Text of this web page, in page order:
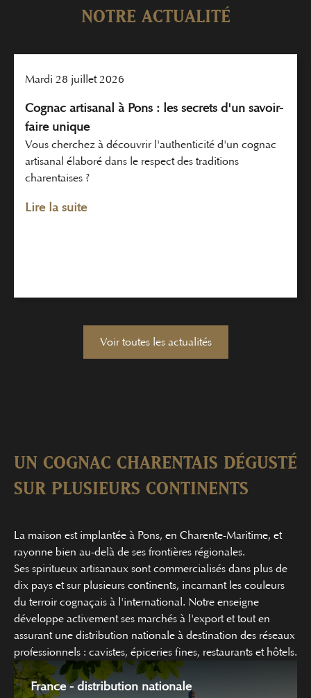
NOTRE ACTUALITÉ
Cognac artisanal à Pons : les secrets d'un savoir-
faire unique
mardi 28 juillet 2026
Vous cherchez à découvrir l'authenticité d'un cognac
artisanal élaboré dans le respect des traditions
charentaises ?
Lire la suite
Voir toutes les actualités
UN COGNAC CHARENTAIS DÉGUSTÉ
SUR PLUSIEURS CONTINENTS
La maison est implantée à Pons, en Charente-Maritime, et
rayonne bien au-delà de ses frontières régionales.
Ses spiritueux artisanaux sont commercialisés dans plus de
dix pays et sur plusieurs continents, incarnant les couleurs
du terroir cognaçais à l'international. Notre enseigne
développe activement ses marchés à l'export et tout en
assurant une distribution nationale à destination des réseaux
professionnels : cavistes, épiceries fines, restaurants et hôtels.
France - distribution nationale